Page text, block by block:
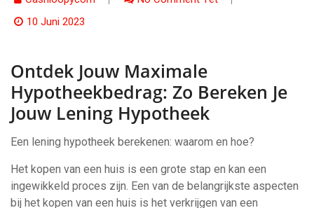
10 Juni 2023
Ontdek Jouw Maximale
Hypotheekbedrag: Zo Bereken Je
Jouw Lening Hypotheek
Een lening hypotheek berekenen: waarom en hoe?
Het kopen van een huis is een grote stap en kan een
ingewikkeld proces zijn. Een van de belangrijkste aspecten
bij het kopen van een huis is het verkrijgen van een